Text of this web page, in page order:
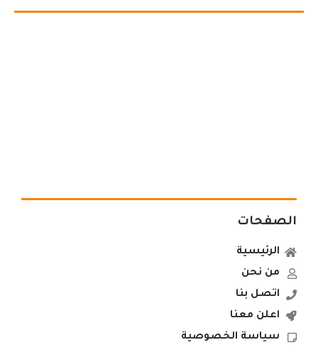
الصفحات
الرئيسية
من نحن
اتصل بنا
اعلن معنا
سياسة الخصوصية